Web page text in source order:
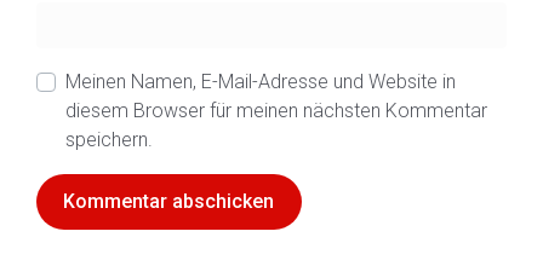
Meinen Namen, E-Mail-Adresse und Website in
diesem Browser für meinen nächsten Kommentar
speichern.